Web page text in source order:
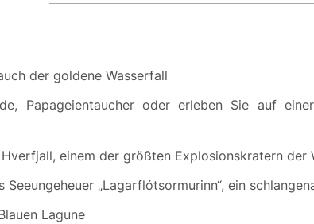
der goldene Wasserfall
Papageientaucher oder erleben Sie auf
einem der größten Explosionskratern der
Seeungeheuer „Lagarflótsormurinn“, ein
Lagune